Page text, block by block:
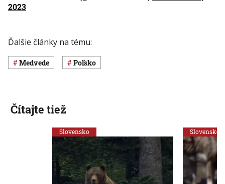
2023
Ďalšie články na tému:
medvede Poľsko
Čítajte tiež
Slovensko Slovensko